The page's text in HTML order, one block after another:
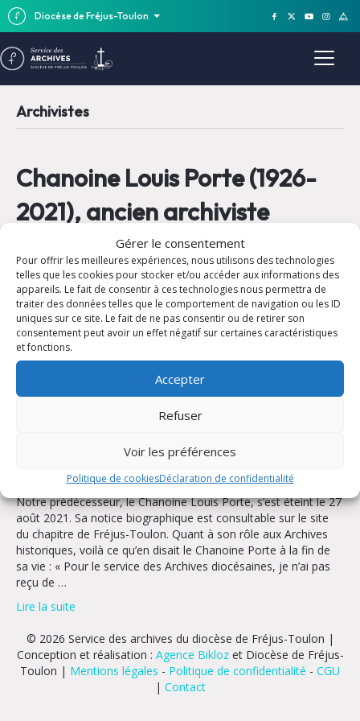
Diocèse de Fréjus-Toulon
Gérer le consentement
Pour offrir les meilleures expériences, nous utilisons des technologies
telles que les cookies pour stocker et/ou accéder aux informations des
appareils. Le fait de consentir à ces technologies nous permettra de
traiter des données telles que le comportement de navigation ou les ID
uniques sur ce site. Le fait de ne pas consentir ou de retirer son
consentement peut avoir un effet négatif sur certaines caractéristiques
et fonctions.
Accepter
Refuser
Voir les préférences
Politique de cookiesDéclaration de confidentialité
Archivistes
Chanoine Louis Porte (1926-
2021), ancien archiviste
Notre prédécesseur, le Chanoine Louis Porte, s’est éteint le 27
août 2021. Sa notice biographique est consultable sur le site
du chapitre de Fréjus-Toulon. Quant à son rôle aux Archives
historiques, voilà ce qu’en disait le Chanoine Porte à la fin de
sa vie : « Pour le service des Archives diocésaines, je n’ai pas
reçu de …
Lire la suite
© 2026 Service des archives du diocèse de Fréjus-Toulon |
Conception et réalisation : Agence Biklozet Diocèse de Fréjus-
Toulon | Mentions légales - Politique de confidentialité - CGU
| Contact